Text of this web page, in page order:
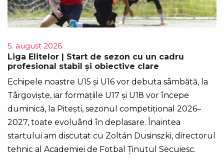
5. august 2026.
Liga Elitelor | Start de sezon cu un cadru
profesional stabil și obiective clare
Echipele noastre U15 și U16 vor debuta sâmbătă, la
Târgoviște, iar formațiile U17 și U18 vor începe
duminică, la Pitești, sezonul competițional 2026–
2027, toate evoluând în deplasare. Înaintea
startului am discutat cu Zoltán Dusinszki, directorul
tehnic al Academiei de Fotbal Ținutul Secuiesc.